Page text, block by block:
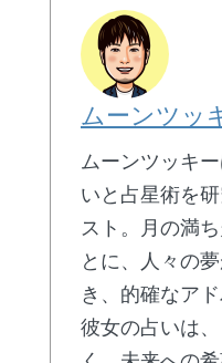
ムーンツッ
ムーンツッキ
いと占星術を
スト。月の満
とに、人々の
き、的確なア
彼女の占いは